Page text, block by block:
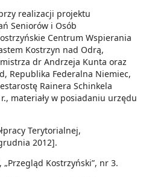
realizacji projektu
Seniorów i Osób
Centrum Wspierania
Kostrzyn nad Odrą,
dr Andrzeja Kunta oraz
Republika Federalna Niemiec,
Rainera Schinkela
materiały w posiadaniu urzędu
Terytorialnej,
2012].
Kostrzyński”, nr 3.